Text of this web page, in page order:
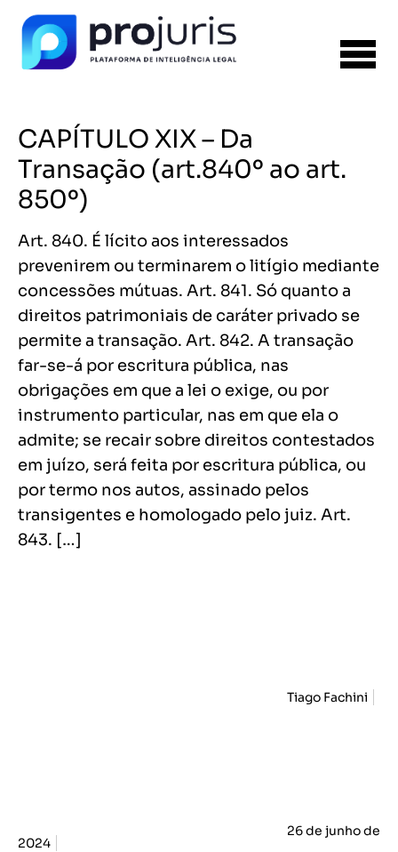
CAPÍTULO XIX – Da
Transação (art.840º ao art.
850º)
Art. 840. É lícito aos interessados
prevenirem ou terminarem o litígio mediante
concessões mútuas. Art. 841. Só quanto a
direitos patrimoniais de caráter privado se
permite a transação. Art. 842. A transação
far-se-á por escritura pública, nas
obrigações em que a lei o exige, ou por
instrumento particular, nas em que ela o
admite; se recair sobre direitos contestados
em juízo, será feita por escritura pública, ou
por termo nos autos, assinado pelos
transigentes e homologado pelo juiz. Art.
843. […]
Tiago Fachini
26 de junho de
2024